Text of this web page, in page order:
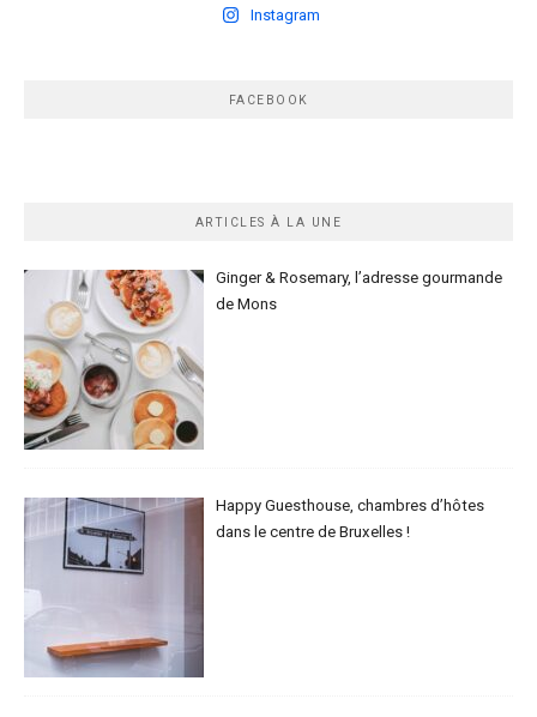
Instagram
FACEBOOK
ARTICLES À LA UNE
Ginger & Rosemary, l’adresse gourmande
de Mons
Happy Guesthouse, chambres d’hôtes
dans le centre de Bruxelles !